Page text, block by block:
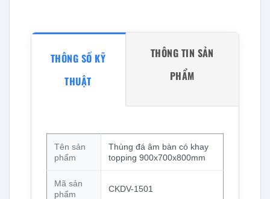
THÔNG SỐ KỸ
THUẬT
THÔNG TIN SẢN
PHẨM
Tên sản
phẩm
Thùng đá âm bàn có khay
topping 900x700x800mm
Mã sản
phẩm
CKDV-1501